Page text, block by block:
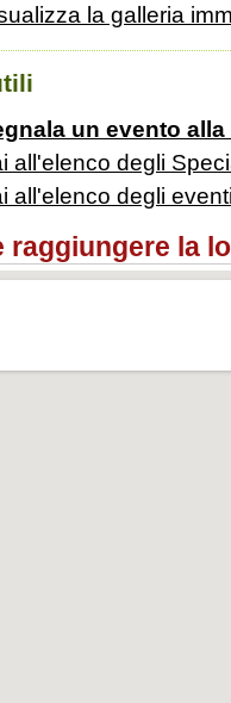
la galleria
un evento
all'elenco degli
all'elenco degli
raggiungere la